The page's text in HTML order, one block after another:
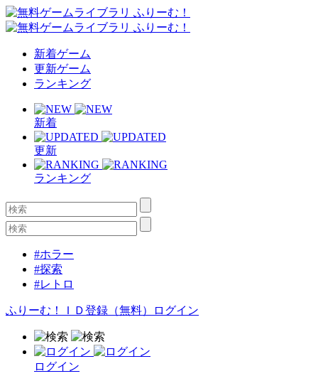
新着ゲーム
更新ゲーム
ランキング
新着
更新
ランキング
#ホラー
#探索
#レトロ
ふりーむ！ＩＤ登録（無料） ログイン
ログイン